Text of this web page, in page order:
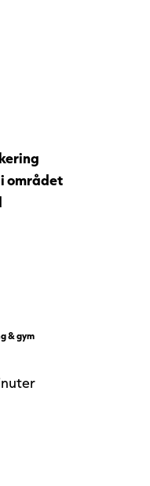
av våra
området
& gym